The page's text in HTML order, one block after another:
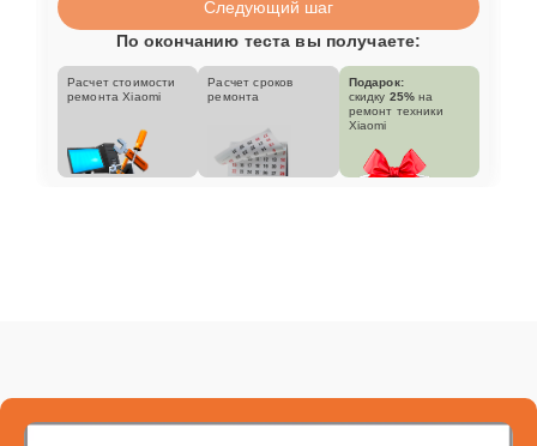
Следующий шаг
По окончанию теста вы получаете:
Расчет стоимости
ремонта Xiaomi
Расчет сроков
ремонта
Подарок:
скидку 25% на
ремонт техники
Xiaomi